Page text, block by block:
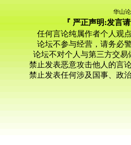
华山
『 严正声明:发言
任何言论纯属作者个人观
论坛不参与经营，请务必
论坛不对个人与第三方交
禁止发表恶意攻击他人的言
禁止发表任何涉及国事、政